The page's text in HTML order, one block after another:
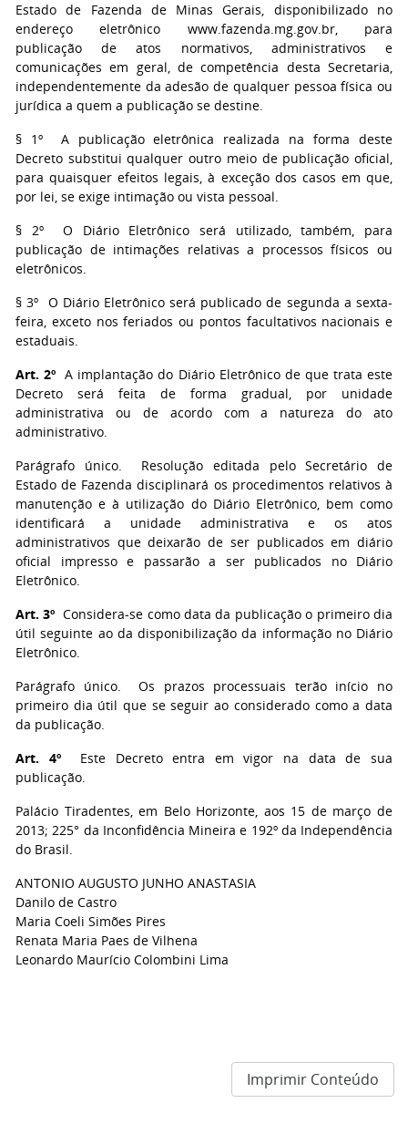
Estado de Fazenda de Minas Gerais, disponibilizado no
endereço eletrônico www.fazenda.mg.gov.br, para
publicação de atos normativos, administrativos e
comunicações em geral, de competência desta Secretaria,
independentemente da adesão de qualquer pessoa física ou
jurídica a quem a publicação se destine.
§ 1º A publicação eletrônica realizada na forma deste
Decreto substitui qualquer outro meio de publicação oficial,
para quaisquer efeitos legais, à exceção dos casos em que,
por lei, se exige intimação ou vista pessoal.
§ 2º O Diário Eletrônico será utilizado, também, para
publicação de intimações relativas a processos físicos ou
eletrônicos.
§ 3º O Diário Eletrônico será publicado de segunda a sexta-
feira, exceto nos feriados ou pontos facultativos nacionais e
estaduais.
Art. 2º A implantação do Diário Eletrônico de que trata este
Decreto será feita de forma gradual, por unidade
administrativa ou de acordo com a natureza do ato
administrativo.
Parágrafo único. Resolução editada pelo Secretário de
Estado de Fazenda disciplinará os procedimentos relativos à
manutenção e à utilização do Diário Eletrônico, bem como
identificará a unidade administrativa e os atos
administrativos que deixarão de ser publicados em diário
oficial impresso e passarão a ser publicados no Diário
Eletrônico.
Art. 3º Considera-se como data da publicação o primeiro dia
útil seguinte ao da disponibilização da informação no Diário
Eletrônico.
Parágrafo único. Os prazos processuais terão início no
primeiro dia útil que se seguir ao considerado como a data
da publicação.
Art. 4ºEste Decreto entra em vigor na data de sua
publicação.
Palácio Tiradentes, em Belo Horizonte, aos 15 de março de
2013; 225° da Inconfidência Mineira e 192º da Independência
do Brasil.
ANTONIO AUGUSTO JUNHO ANASTASIA
Danilo de Castro
Maria Coeli Simões Pires
Renata Maria Paes de Vilhena
Leonardo Maurício Colombini Lima
Imprimir Conteúdo